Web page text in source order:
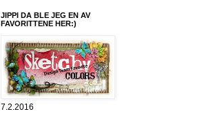
JIPPI DA BLE JEG EN AV
FAVORITTENE HER:)
7.2.2016